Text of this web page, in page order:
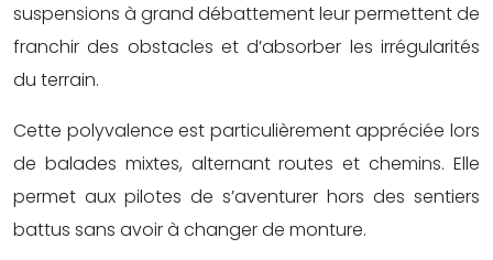
suspensions à grand débattement leur permettent de
franchir des obstacles et d’absorber les irrégularités
du terrain.
Cette polyvalence est particulièrement appréciée lors
de balades mixtes, alternant routes et chemins. Elle
permet aux pilotes de s’aventurer hors des sentiers
battus sans avoir à changer de monture.